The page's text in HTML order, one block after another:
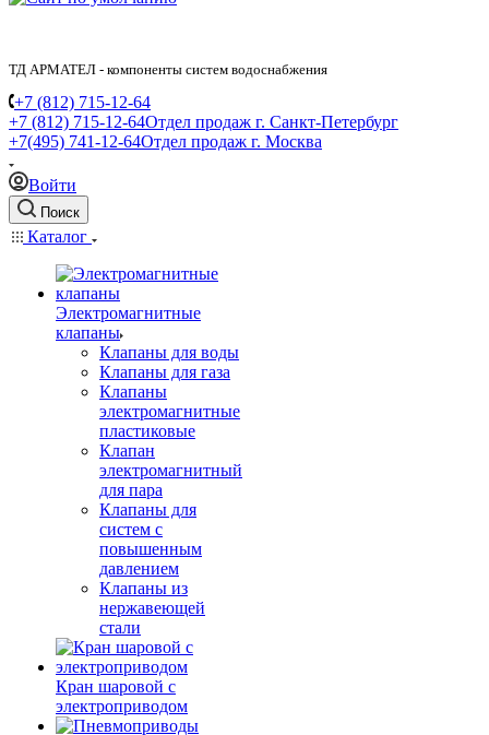
ТД АРМАТЕЛ - компоненты систем водоснабжения
+7 (812) 715-12-64
+7 (812) 715-12-64Отдел продаж г. Санкт-Петербург
+7(495) 741-12-64Отдел продаж г. Москва
Войти
Поиск
Каталог
Электромагнитные
клапаны
Клапаны для воды
Клапаны для газа
Клапаны
электромагнитные
пластиковые
Клапан
электромагнитный
для пара
Клапаны для
систем с
повышенным
давлением
Клапаны из
нержавеющей
стали
Кран шаровой с
электроприводом